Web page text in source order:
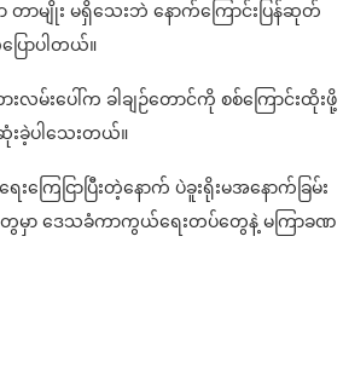
တာမျိုး မရှိသေးဘဲ နောက်ကြောင်းပြန်ဆုတ်
ောပါတယ်။
မ်းပေါ်က ခါချဉ်တောင်ကို စစ်ကြောင်းထိုးဖို့
းခဲ့ပါသေးတယ်။
ငြာပြီးတဲ့နောက် ပဲခူးရိုးမအနောက်ခြမ်း
ေမှာ ဒေသခံကာကွယ်ရေးတပ်တွေနဲ့ မကြာခဏ